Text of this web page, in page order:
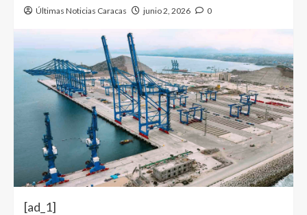
Últimas Noticias Caracas junio 2, 2026 0
[ad_1]